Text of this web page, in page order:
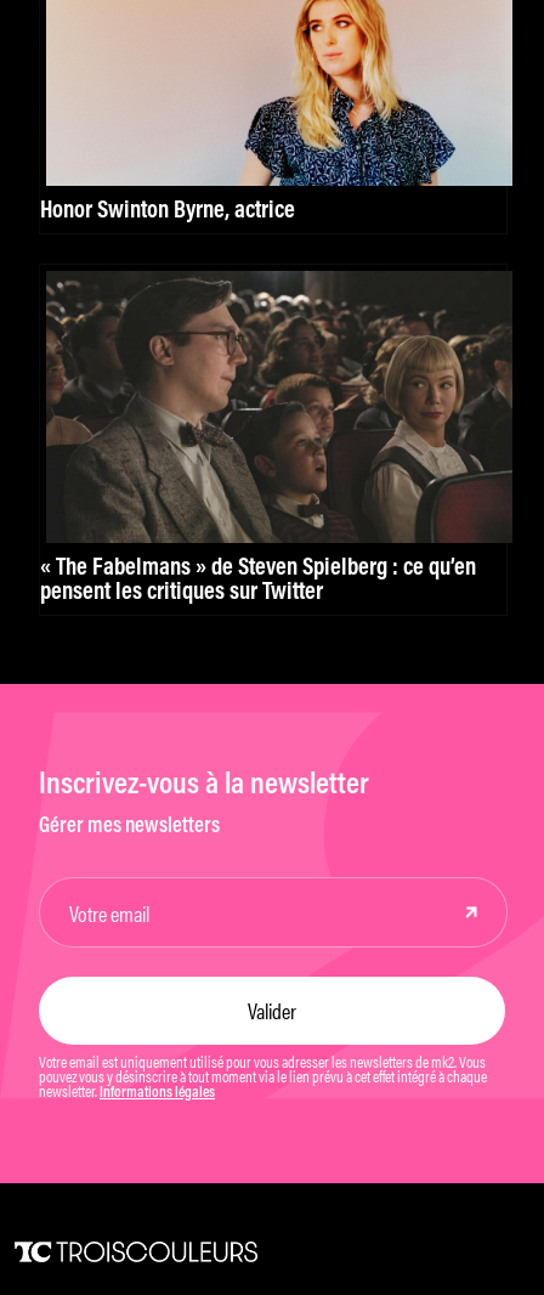
Honor Swinton Byrne, actrice
« The Fabelmans » de Steven Spielberg : ce qu’en
pensent les critiques sur Twitter
Inscrivez-vous à la newsletter
Gérer mes newsletters
Votre email est uniquement utilisé pour vous adresser les newsletters de mk2. Vous
pouvez vous y désinscrire à tout moment via le lien prévu à cet effet intégré à chaque
newsletter. Informations légales